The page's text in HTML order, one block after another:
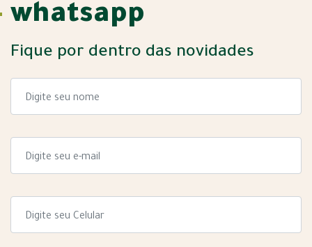
whatsapp
Fique por dentro das novidades